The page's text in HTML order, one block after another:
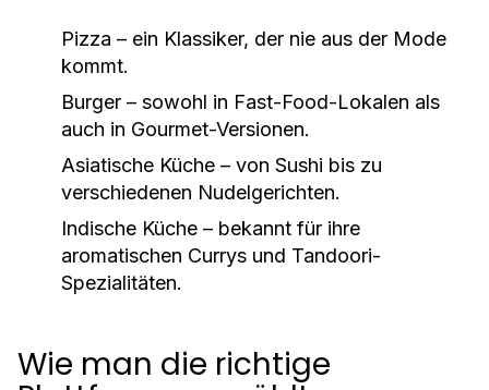
Pizza – ein Klassiker, der nie aus der Mode
kommt.
Burger – sowohl in Fast-Food-Lokalen als
auch in Gourmet-Versionen.
Asiatische Küche – von Sushi bis zu
verschiedenen Nudelgerichten.
Indische Küche – bekannt für ihre
aromatischen Currys und Tandoori-
Spezialitäten.
Wie man die richtige